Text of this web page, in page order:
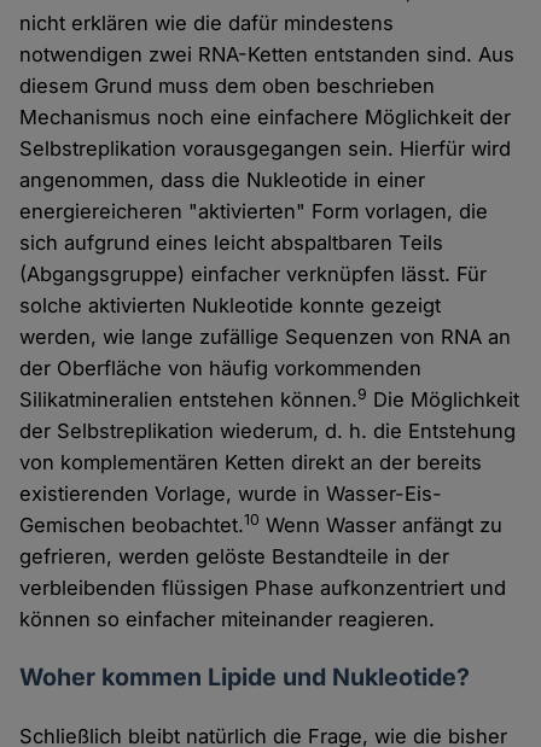
nicht erklären wie die dafür mindestens
notwendigen zwei RNA-Ketten entstanden sind. Aus
diesem Grund muss dem oben beschrieben
Mechanismus noch eine einfachere Möglichkeit der
Selbstreplikation vorausgegangen sein. Hierfür wird
angenommen, dass die Nukleotide in einer
energiereicheren "aktivierten" Form vorlagen, die
sich aufgrund eines leicht abspaltbaren Teils
(Abgangsgruppe) einfacher verknüpfen lässt. Für
solche aktivierten Nukleotide konnte gezeigt
werden, wie lange zufällige Sequenzen von RNA an
der Oberfläche von häufig vorkommenden
Silikatmineralien entstehen können.9 Die Möglichkeit
der Selbstreplikation wiederum, d. h. die Entstehung
von komplementären Ketten direkt an der bereits
existierenden Vorlage, wurde in Wasser-Eis-
Gemischen beobachtet.10 Wenn Wasser anfängt zu
gefrieren, werden gelöste Bestandteile in der
verbleibenden flüssigen Phase aufkonzentriert und
können so einfacher miteinander reagieren.
Woher kommen Lipide und Nukleotide?
Schließlich bleibt natürlich die Frage, wie die bisher